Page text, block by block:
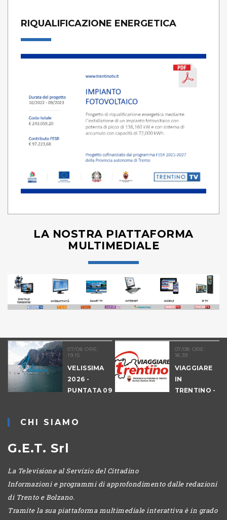
RIQUALIFICAZIONE ENERGETICA
LA NOSTRA PIATTAFORMA
MULTIMEDIALE
07/08 ORE:
19.15
VELISSIMA
2026 -
PUNTATA 09
LEVICO
07/08 ORE:
18.39
VIAGGIARE
IN
TRENTINO -
CHI SIAMO
G.E.T. Srl
La Televisione al Servizio del Cittadino
Informazioni e programmi di approfondimento dalle redazioni
di Trento e Bolzano.
Tramite la sua piattaforma multimediale interattiva è in grado